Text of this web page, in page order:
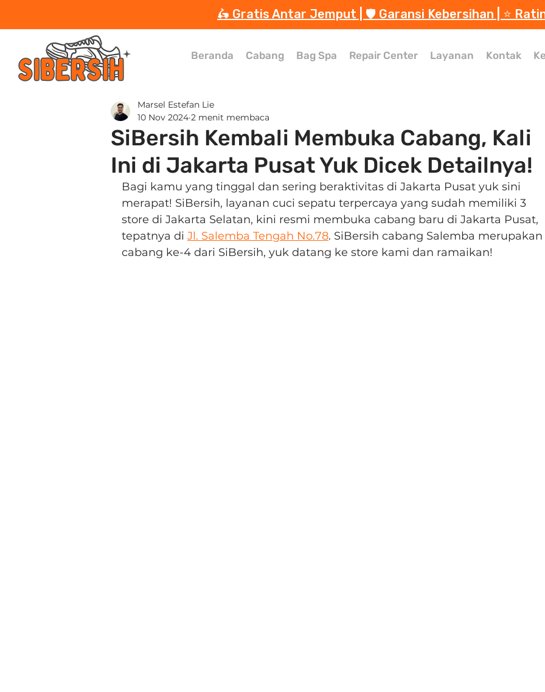
🛵 Gratis Antar Jemput | 🛡️ Garansi Kebersihan | ⭐️
Beranda Cabang Bag Spa Repair Center Layanan Kontak
SiBersih Kembali Membuka Cabang, Kali
Ini di Jakarta Pusat Yuk Dicek Detailnya!
Marsel Estefan Lie
10 Nov 2024 2 menit membaca
Bagi kamu yang tinggal dan sering beraktivitas di Jakarta Pusat yuk sini
merapat! SiBersih, layanan cuci sepatu terpercaya yang sudah memiliki 3
store di Jakarta Selatan, kini resmi membuka cabang baru di Jakarta Pusat,
tepatnya di Jl. Salemba Tengah No.78. SiBersih cabang Salemba merupakan
cabang ke-4 dari SiBersih, yuk datang ke store kami dan ramaikan!